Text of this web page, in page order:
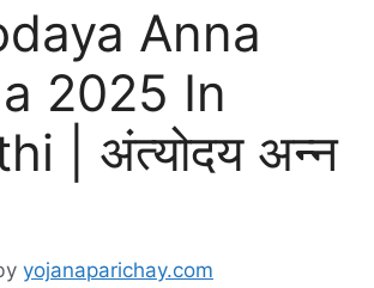
Anna
2025 In
| अंत्योदय अन्न
yojanaparichay.com